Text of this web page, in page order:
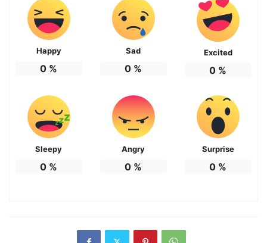
Happy
0 %
Sad
0 %
Excited
0 %
Sleepy
0 %
Angry
0 %
Surprise
0 %